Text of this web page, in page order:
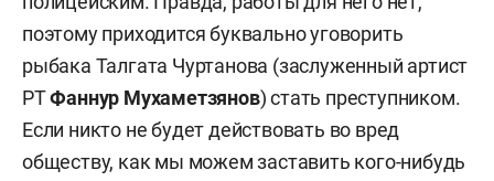
поэтому приходится буквально уговорить
рыбака Талгата Чуртанова (заслуженный артист
РТФаннур Мухаметзянов) стать преступником.
Если никто не будет действовать во вред
обществу, как мы можем заставить кого-нибудь